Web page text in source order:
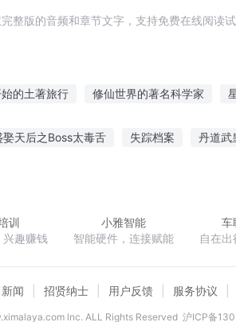
整版的音频和章节文字，支持免费在线阅读试
的土著旅行 修仙世界的著名科学家
娶天后之Boss太毒舌 失踪档案 丹道武
训
兴趣赚钱
小雅智能
智能硬件，连接赋能
车
自在
闻 招贤纳士 用户反馈 服务协议
lnc. ALL Rights Reserved 沪ICP备